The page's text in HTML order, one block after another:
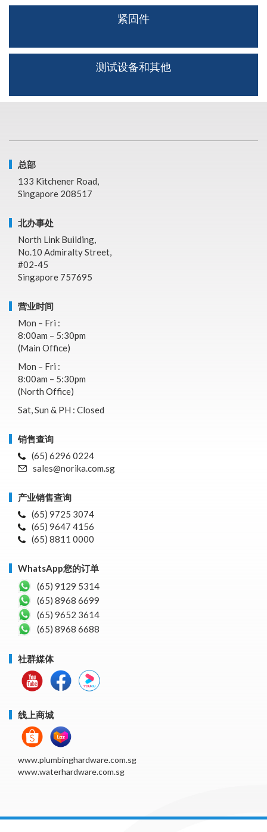
紧固件
测试设备和其他
总部
133 Kitchener Road,
Singapore 208517
北办事处
North Link Building,
No.10 Admiralty Street,
#02-45
Singapore 757695
营业时间
Mon – Fri :
8:00am – 5:30pm
(Main Office)
Mon – Fri :
8:00am – 5:30pm
(North Office)
Sat, Sun & PH : Closed
销售查询
(65) 6296 0224
sales@norika.com.sg
产业销售查询
(65) 9725 3074
(65) 9647 4156
(65) 8811 0000
WhatsApp您的订单
(65) 9129 5314
(65) 8968 6699
(65) 9652 3614
(65) 8968 6688
社群媒体
线上商城
www.plumbinghardware.com.sg
www.waterhardware.com.sg